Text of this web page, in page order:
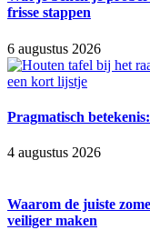
frisse stappen
6 augustus 2026
Pragmatisch
4 augustus 2026
Waarom de juiste
veiliger maken